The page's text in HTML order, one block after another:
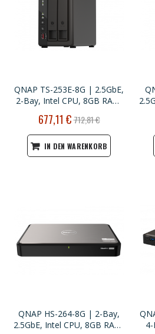
QNAP TS-253E-8G | 2.5GbE,
2-Bay, Intel CPU, 8GB RAM,
NAS
Sonderpreis
677,11 €712,81 €
IN DEN WARENKORB
QNAP HS-264-8G | 2-Bay,
2.5GbE, Intel CPU, 8GB RAM,